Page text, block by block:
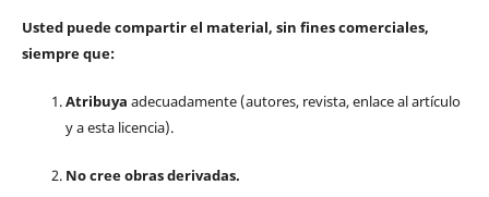
Usted puede compartir el material, sin fines comerciales,
siempre que:
Atribuya adecuadamente (autores, revista, enlace al artículo
y a esta licencia).
No cree obras derivadas.